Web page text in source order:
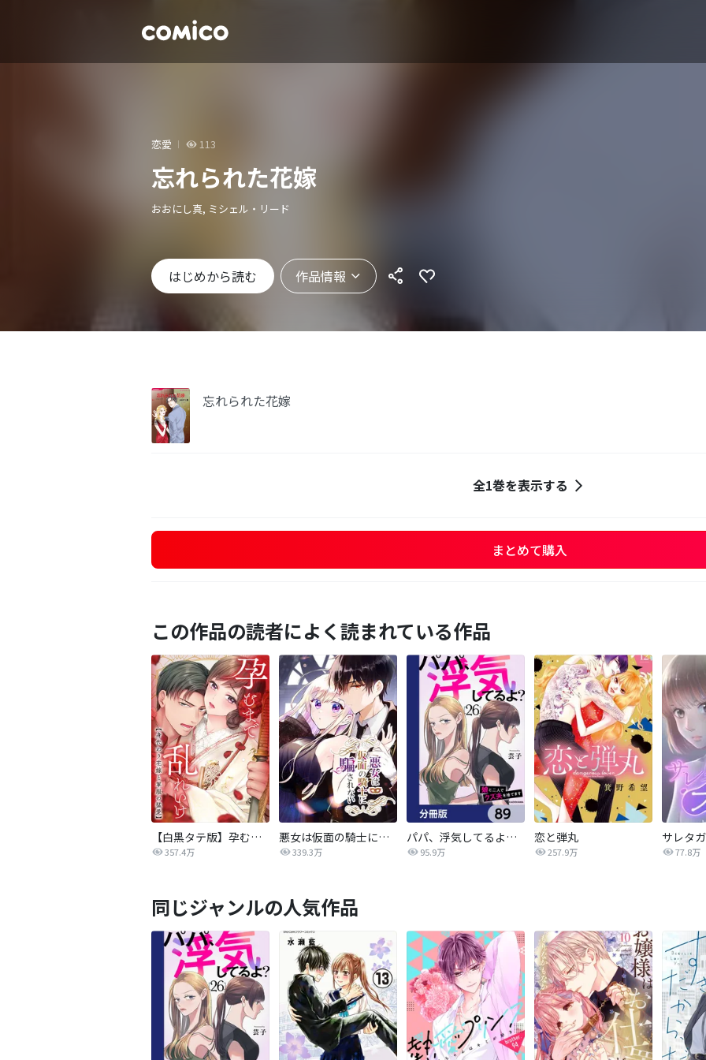
恋愛 113
忘れられた花嫁
おおにし真, ミシェル・リード
はじめから読む 作品情報
忘れられた花嫁
全1巻を表示する
まとめて購入
この作品の読者によく読まれている作品
【白黒タテ版】孕むまで乱れいけ～身代わり花嫁と軍服の猛愛
357.4万
悪女は仮面の騎士に騙されない
339.3万
パパ、浮気してるよ？娘と二人でクズ夫を捨てます【分冊版】
95.9万
恋と弾丸
257.9万 77.8万
同じジャンルの人気作品